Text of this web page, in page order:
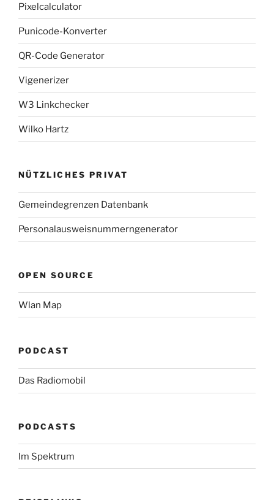
Pixelcalculator
Punicode-Konverter
QR-Code Generator
Vigenerizer
W3 Linkchecker
Wilko Hartz
NÜTZLICHES PRIVAT
Gemeindegrenzen Datenbank
Personalausweisnummerngenerator
OPEN SOURCE
Wlan Map
PODCAST
Das Radiomobil
PODCASTS
Im Spektrum